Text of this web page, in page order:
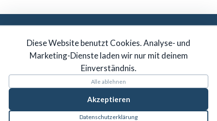
JETZT BEWERBEN
Diese Website benutzt Cookies. Analyse- und
Marketing-Dienste laden wir nur mit deinem
Einverständnis.
Alle ablehnen
Akzeptieren
Datenschutzerklärung